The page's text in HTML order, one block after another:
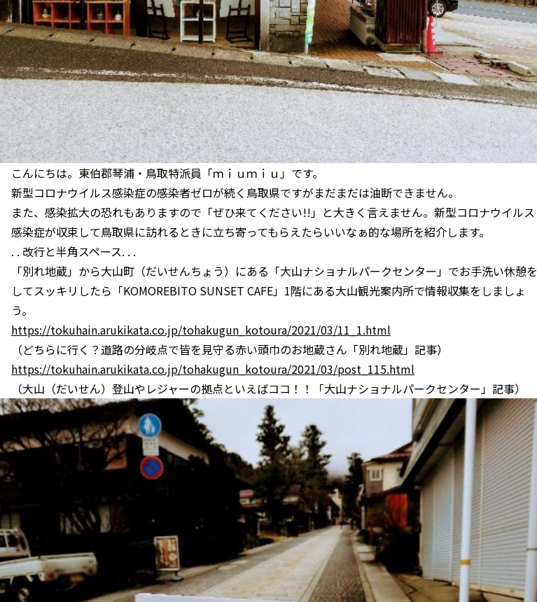
こんにちは。東伯郡琴浦・鳥取特派員「ｍｉｕｍｉｕ」です。
新型コロナウイルス感染症の感染者ゼロが続く鳥取県ですがまだまだは油断できません。
また、感染拡大の恐れもありますので「ぜひ来てください!!」と大きく言えません。新型コロナウイルス
感染症が収束して鳥取県に訪れるときに立ち寄ってもらえたらいいなぁ的な場所を紹介します。
. . 改行と半角スペース. . .
「別れ地蔵」から大山町（だいせんちょう）にある「大山ナショナルパークセンター」でお手洗い休憩を
してスッキリしたら「KOMOREBITO SUNSET CAFE」1階にある大山観光案内所で情報収集をしましょ
う。
https://tokuhain.arukikata.co.jp/tohakugun_kotoura/2021/03/11_1.html
（どちらに行く？道路の分岐点で皆を見守る赤い頭巾のお地蔵さん「別れ地蔵」記事）
https://tokuhain.arukikata.co.jp/tohakugun_kotoura/2021/03/post_115.html
（大山（だいせん）登山やレジャーの拠点といえばココ！！「大山ナショナルパークセンター」記事）